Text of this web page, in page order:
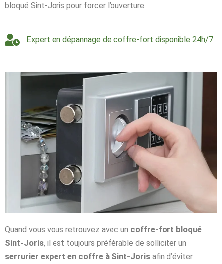
bloqué Sint-Joris pour forcer l’ouverture.
Expert en dépannage de coffre-fort disponible 24h/7
Quand vous vous retrouvez avec un coffre-fort bloqué
Sint-Joris, il est toujours préférable de solliciter un
serrurier expert en coffre à Sint-Joris afin d’éviter